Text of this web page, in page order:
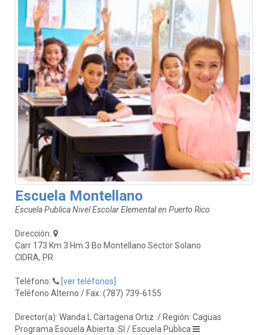
Escuela Montellano
Escuela Publica Nivel Escolar Elemental en Puerto Rico
Dirección:
Carr 173 Km 3 Hm 3 Bo Montellano Sector Solano
CIDRA, PR
Teléfono:
[ver teléfonos]
Teléfono Alterno / Fax: (787) 739-6155
Director(a): Wanda L Cartagena Ortiz / Región: Caguas
Programa Escuela Abierta: SI / Escuela Publica